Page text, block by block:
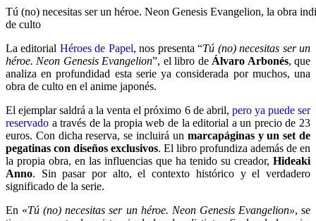
Tú (no) necesitas ser un héroe. Neon Genesis Evangelion, la obra
de culto
La editorial Héroes de Papel, nos presenta “Tú (no) necesitas ser un
héroe. Neon Genesis Evangelion”, el libro de Álvaro Arbonés, que
analiza en profundidad esta serie ya considerada por muchos, una
obra de culto en el anime japonés.
El ejemplar saldrá a la venta el próximo 6 de abril, pero ya puede ser
reservado a través de la propia web de la editorial a un precio de 23
euros. Con dicha reserva, se incluirá un marcapáginas y un set de
pegatinas con diseños exclusivos. El libro profundiza además de en
la propia obra, en las influencias que ha tenido su creador, Hideaki
Anno. Sin pasar por alto, el contexto histórico y el verdadero
significado de la serie.
En «Tú (no) necesitas ser un héroe. Neon Genesis Evangelion», se